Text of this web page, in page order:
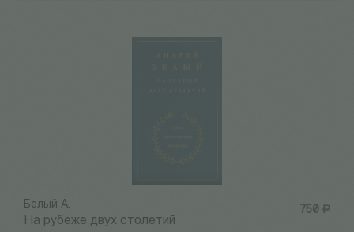
750 Р
Белый А.
На рубеже двух столетий